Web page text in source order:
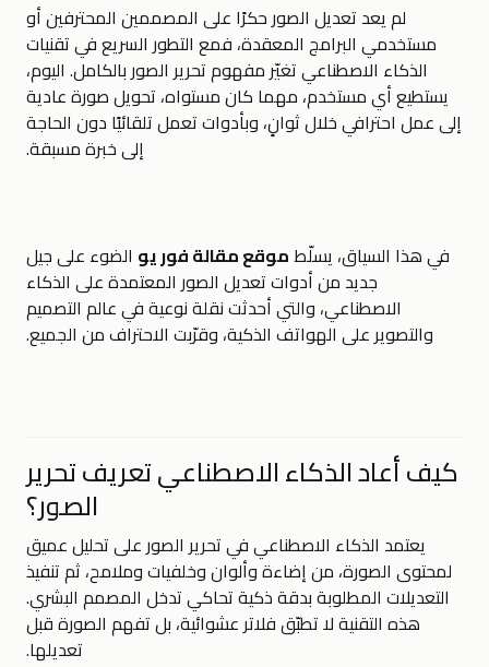
لم يعد تعديل الصور حكرًا على المصممين المحترفين أو
مستخدمي البرامج المعقدة، فمع التطور السريع في تقنيات
الذكاء الاصطناعي تغيّر مفهوم تحرير الصور بالكامل. اليوم،
يستطيع أي مستخدم، مهما كان مستواه، تحويل صورة عادية
إلى عمل احترافي خلال ثوانٍ، وبأدوات تعمل تلقائيًا دون الحاجة
إلى خبرة مسبقة.
في هذا السياق، يسلّطموقع مقالة فور يو الضوء على جيل
جديد من أدوات تعديل الصور المعتمدة على الذكاء
الاصطناعي، والتي أحدثت نقلة نوعية في عالم التصميم
والتصوير على الهواتف الذكية، وقرّبت الاحتراف من الجميع.
كيف أعاد الذكاء الاصطناعي تعريف تحرير
الصور؟
يعتمد الذكاء الاصطناعي في تحرير الصور على تحليل عميق
لمحتوى الصورة، من إضاءة وألوان وخلفيات وملامح، ثم تنفيذ
التعديلات المطلوبة بدقة ذكية تحاكي تدخل المصمم البشري.
هذه التقنية لا تطبّق فلاتر عشوائية، بل تفهم الصورة قبل
تعديلها.